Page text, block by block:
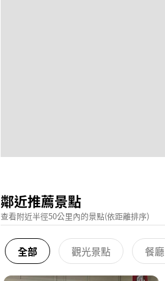
鄰近推薦景點
查看附近半徑50公里內的景點(依距離排序)
全部 觀光景點 餐廳